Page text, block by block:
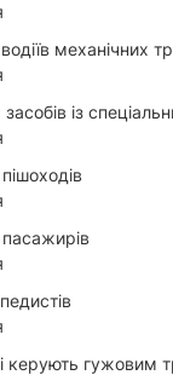
механічних
із
керують гужовим